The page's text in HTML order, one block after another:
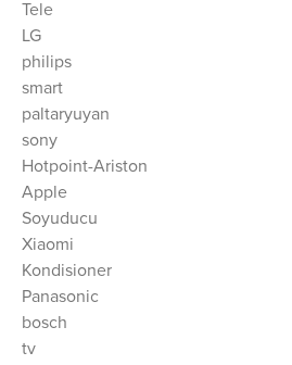
Tele
LG
philips
smart
paltaryuyan
sony
Hotpoint-Ariston
Apple
Soyuducu
Xiaomi
Kondisioner
Panasonic
bosch
tv